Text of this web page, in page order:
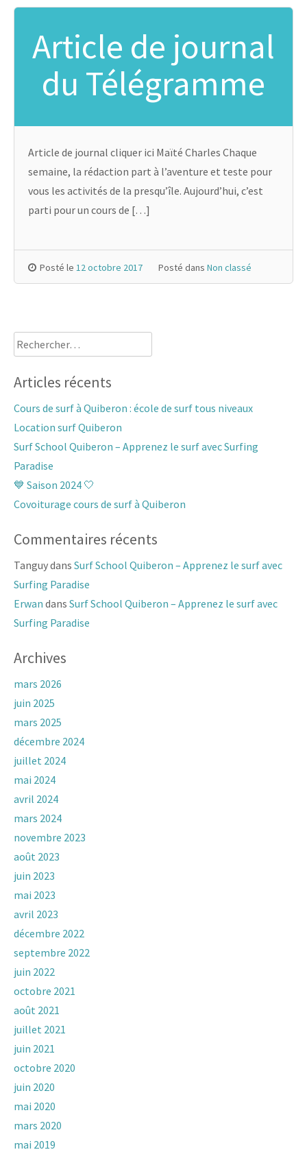
Article de journal
du Télégramme
Article de journal cliquer ici Maïté Charles Chaque
semaine, la rédaction part à l’aventure et teste pour
vous les activités de la presqu’île. Aujourd’hui, c’est
parti pour un cours de […]
Posté le 12 octobre 2017 Posté dans Non classé
Rechercher :
Articles récents
Cours de surf à Quiberon : école de surf tous niveaux
Location surf Quiberon
Surf School Quiberon – Apprenez le surf avec Surfing
Paradise
💙 Saison 2024 🤍
Covoiturage cours de surf à Quiberon
Commentaires récents
Tanguydans Surf School Quiberon – Apprenez le surf avec
Surfing Paradise
Erwan dans Surf School Quiberon – Apprenez le surf avec
Surfing Paradise
Archives
mars 2026
juin 2025
mars 2025
décembre 2024
juillet 2024
mai 2024
avril 2024
mars 2024
novembre 2023
août 2023
juin 2023
mai 2023
avril 2023
décembre 2022
septembre 2022
juin 2022
octobre 2021
août 2021
juillet 2021
juin 2021
octobre 2020
juin 2020
mai 2020
mars 2020
mai 2019